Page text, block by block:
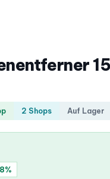
2 Shops Auf Lager